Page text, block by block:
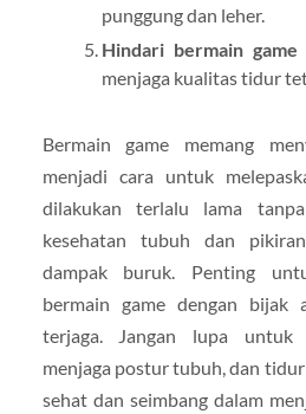
punggung dan leher.
Hindari bermain
menjaga kualitas tidur
Bermain game memang
menjadi cara untuk
dilakukan terlalu lama
kesehatan tubuh dan
dampak buruk. Penting
bermain game dengan bijak
terjaga. Jangan lupa untuk
menjaga postur tubuh, dan
sehat dan seimbang dalam